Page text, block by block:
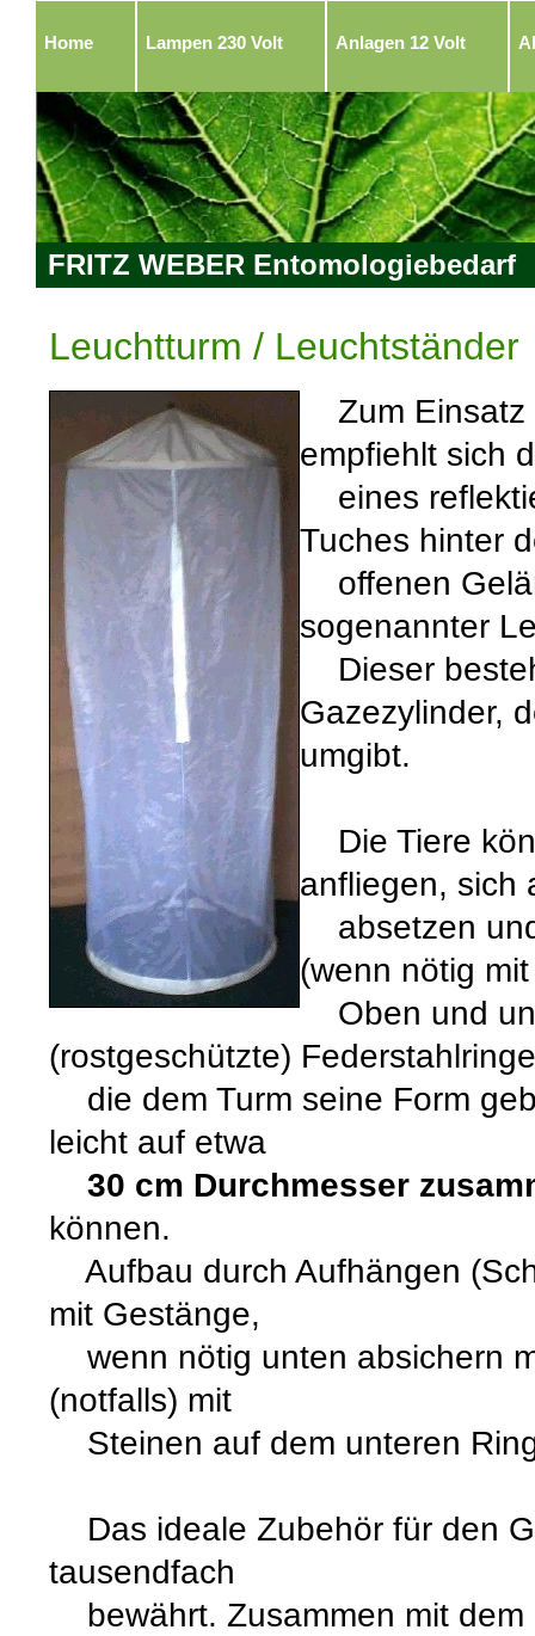
Home Lampen 230 Volt Anlagen 12 Volt
FRITZ WEBER Entomologiebedarf
Leuchtturm / Leuchtständer
Zum Einsatz
empfiehlt sich
eines
Tuches hinter
offenen
sogenannter
Dieser
Gazezylinder,
umgibt.
Die Tiere
anfliegen, sich
absetzen
(wenn nötig
Oben und
(rostgeschützte)
die dem Turm seine Form
leicht auf etwa
30 cm Durchmesser
können.
Aufbau durch Aufhängen
mit Gestänge,
wenn nötig unten absichern
(notfalls) mit
Steinen auf dem unteren
Das ideale Zubehör für den
tausendfach
bewährt. Zusammen mit dem